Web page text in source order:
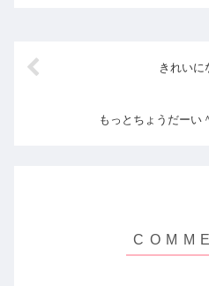
きれいに
もっとちょうだーい